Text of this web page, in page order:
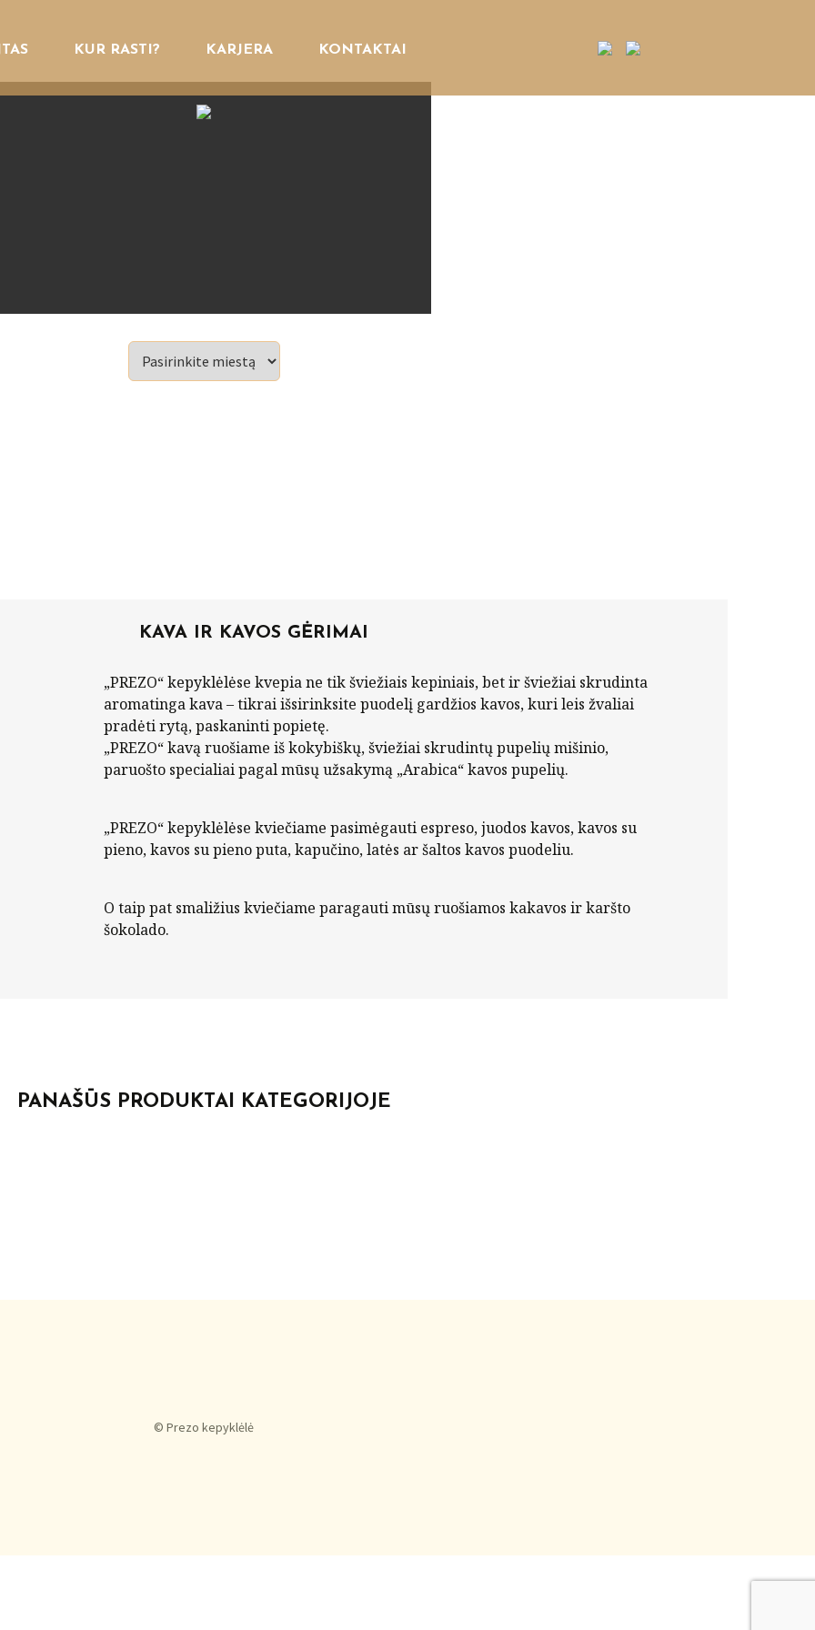
KUR RASTI? KARJERA KONTAKTAI
KAVA IR KAVOS GĖRIMAI
„PREZO“ kepyklėlėse kvepia ne tik šviežiais kepiniais, bet ir šviežiai skrudinta
aromatinga kava – tikrai išsirinksite puodelį gardžios kavos, kuri leis žvaliai
pradėti rytą, paskaninti popietę.
„PREZO“ kavą ruošiame iš kokybiškų, šviežiai skrudintų pupelių mišinio,
paruošto specialiai pagal mūsų užsakymą „Arabica“ kavos pupelių.
„PREZO“ kepyklėlėse kviečiame pasimėgauti espreso, juodos kavos, kavos su
pieno, kavos su pieno puta, kapučino, latės ar šaltos kavos puodeliu.
O taip pat smaližius kviečiame paragauti mūsų ruošiamos kakavos ir karšto
šokolado.
PANAŠŪS PRODUKTAI KATEGORIJOJE
© Prezo kepyklėlė